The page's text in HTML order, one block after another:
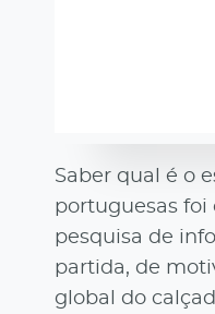
Saber qual é o
portuguesas foi
pesquisa de
partida, de
global do